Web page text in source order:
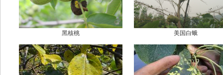
黑核桃 美国白蛾